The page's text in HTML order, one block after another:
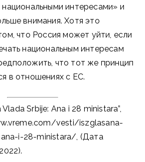
интересами» и
внимания. Хотя это
что Россия может уйти, если
национальным интересам
что тот же принцип
в отношениях с ЕС.
Srbije: Ana i 28 ministara”,
vesti/iszglasana-
i-28-ministara/, (Дата